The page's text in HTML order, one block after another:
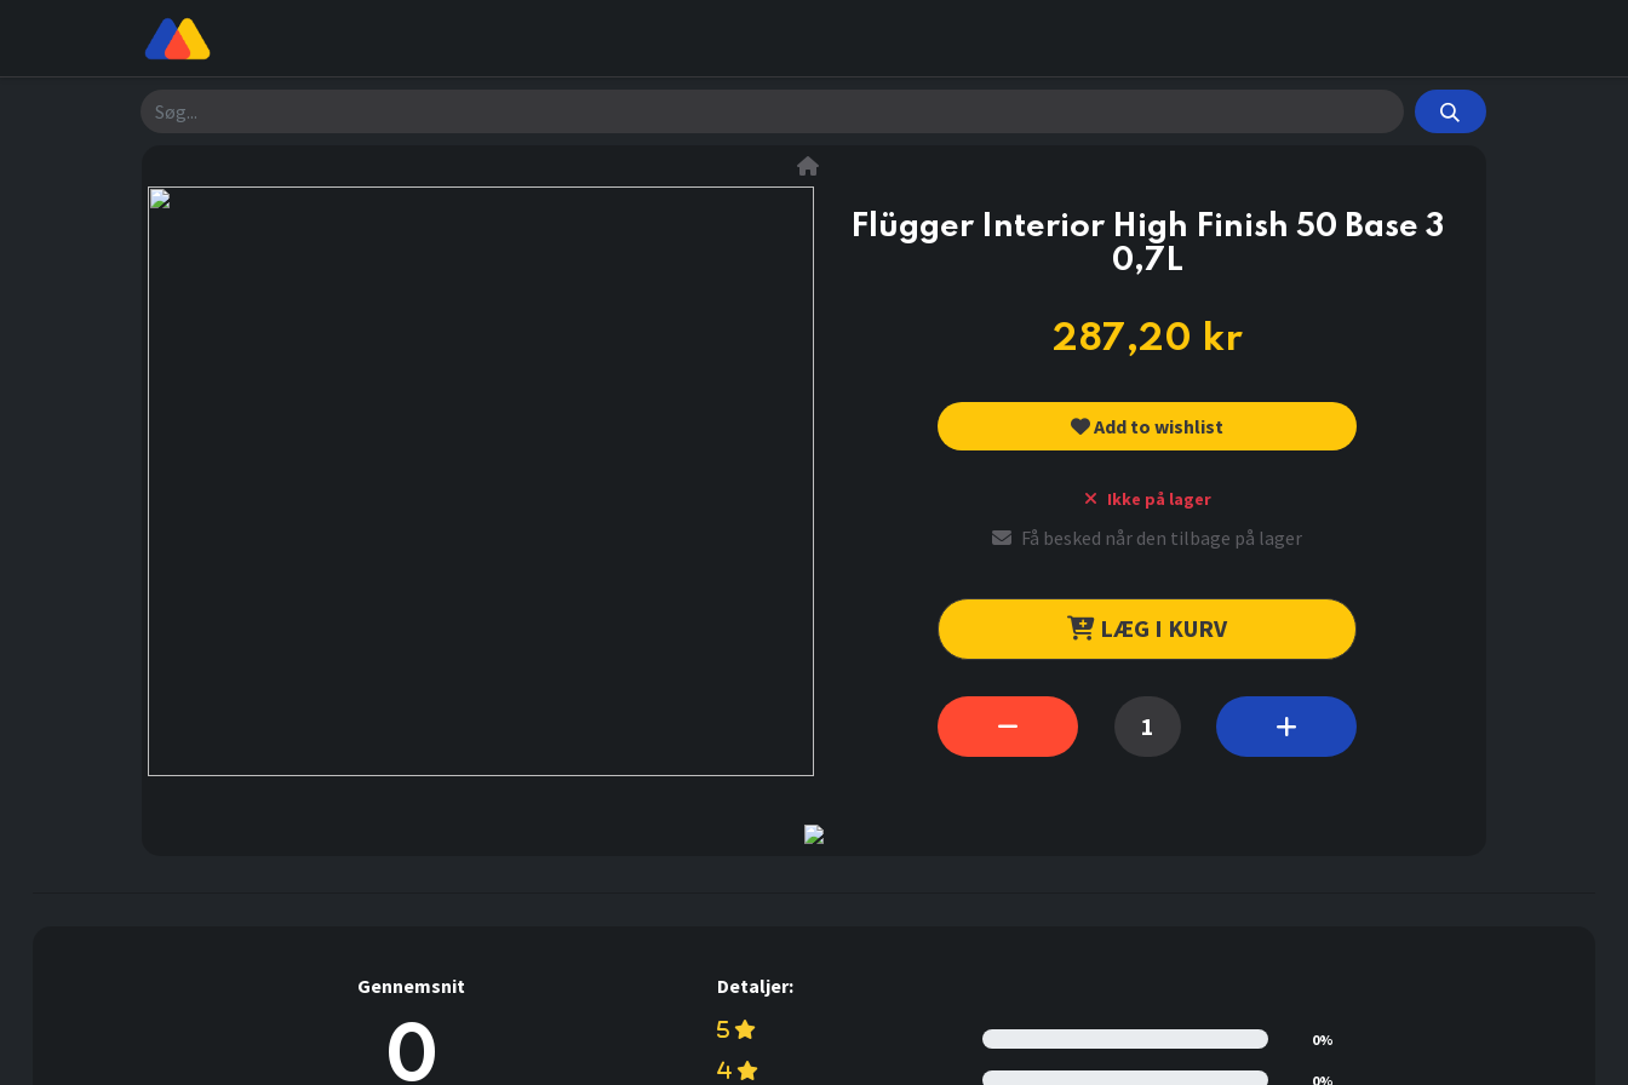
Søg
Flügger Interior High Finish 50 Base 3
0,7L
287,20 kr
Add to wishlist
Ikke på lager
Få besked når den tilbage på lager
LÆG I KURV
Gennemsnit
0
Detaljer:
0%
0%